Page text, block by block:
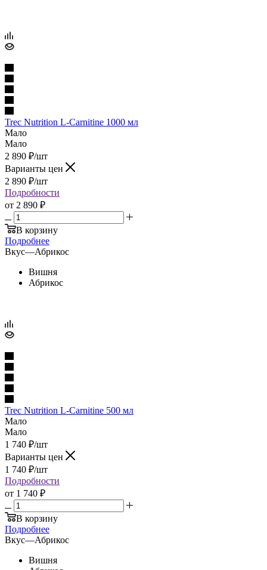
Trec Nutrition L-Carnitine 1000 мл
Мало
Мало
2 890 ₽/шт
Варианты цен
2 890 ₽/шт
Подробности
от 2 890 ₽
В корзину
Подробнее
Вкус—Абрикос
Вишня
Абрикос
Trec Nutrition L-Carnitine 500 мл
Мало
Мало
1 740 ₽/шт
Варианты цен
1 740 ₽/шт
Подробности
от 1 740 ₽
В корзину
Подробнее
Вкус—Абрикос
Вишня